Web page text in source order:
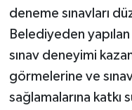
deneme sınavları
Belediyeden
sınav deneyimi
görmelerine ve
sağlamalarına katkı